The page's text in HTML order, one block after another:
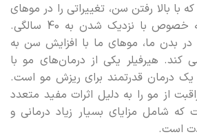
با بالا رفتن سن، تغییراتی را در موهای
خود مشاهده کنید، به خصوص با نزدیک شدن به 40 سالگی.
بدن ما، موهای ما با افزایش سن به
کند. هیرفیلر یکی از درمان‌های مو با
یک درمان قدرتمند برای ریزش مو است.
از مو را به دلیل اثرات مفید متعدد
شامل مزایای بسیار زیاد درمانی و
است.